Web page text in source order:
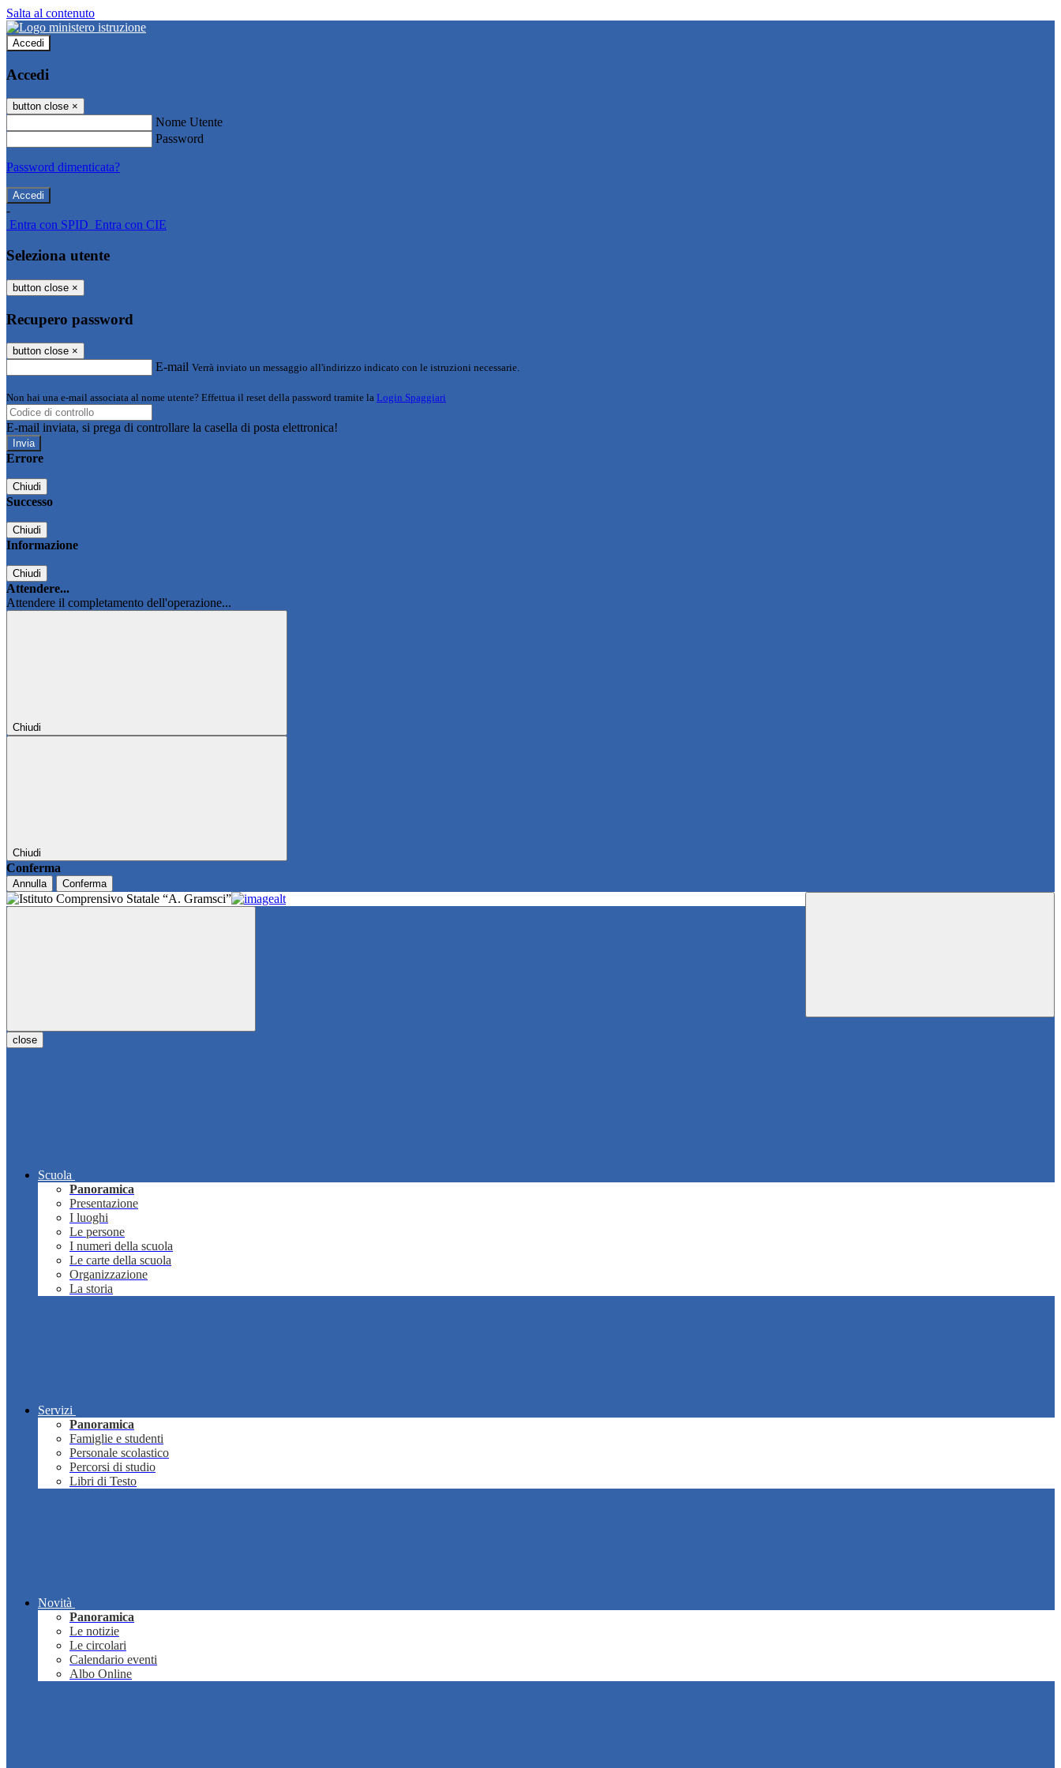
Salta al contenuto
Accedi
Accedi
button close ×
Nome Utente
Password
Password dimenticata?
-
Entra con SPID Entra con CIE
Seleziona utente
button close ×
Recupero password
button close ×
E-mail Verrà inviato un messaggio all'indirizzo indicato con le istruzioni necessarie.
Non hai una e-mail associata al nome utente? Effettua il reset della password tramite la Login Spaggiari
E-mail inviata, si prega di controllare la casella di posta elettronica!
Errore
Chiudi
Successo
Chiudi
Informazione
Chiudi
Attendere...
Attendere il completamento dell'operazione...
Chiudi
Chiudi
Conferma
Annulla Conferma
close
Scuola
Panoramica
Presentazione
I luoghi
Le persone
I numeri della scuola
Le carte della scuola
Organizzazione
La storia
Servizi
Panoramica
Famiglie e studenti
Personale scolastico
Percorsi di studio
Libri di Testo
Novità
Panoramica
Le notizie
Le circolari
Calendario eventi
Albo Online